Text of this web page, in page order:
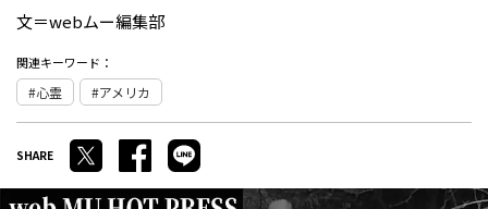
文＝webムー編集部
関連キーワード：
心霊 アメリカ